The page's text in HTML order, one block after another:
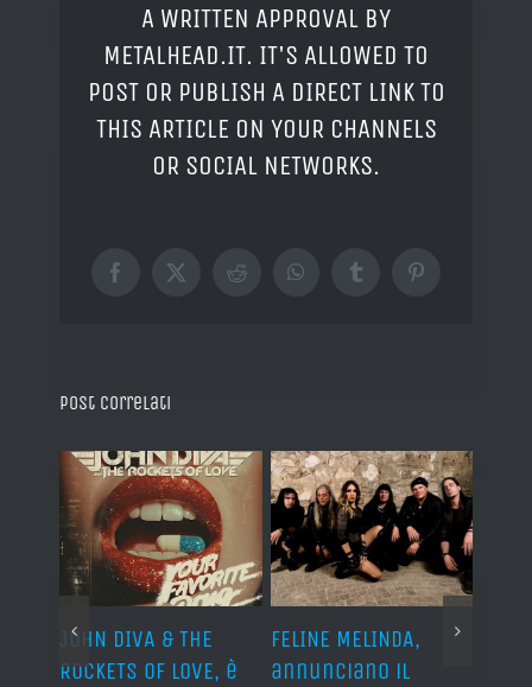
A WRITTEN APPROVAL BY
METALHEAD.IT. IT'S ALLOWED TO
POST OR PUBLISH A DIRECT LINK TO
THIS ARTICLE ON YOUR CHANNELS
OR SOCIAL NETWORKS.
Facebook
X RedditWhatsAppTumblrPinterest
Post correlati
JOHN DIVA & THE
ROCKETS OF LOVE, è
FELINE MELINDA,
annunciano il